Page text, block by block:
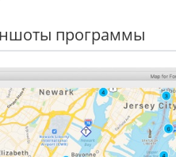
программы